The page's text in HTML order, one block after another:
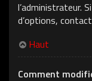
l’administrateur.
d’options,
Haut
Comment